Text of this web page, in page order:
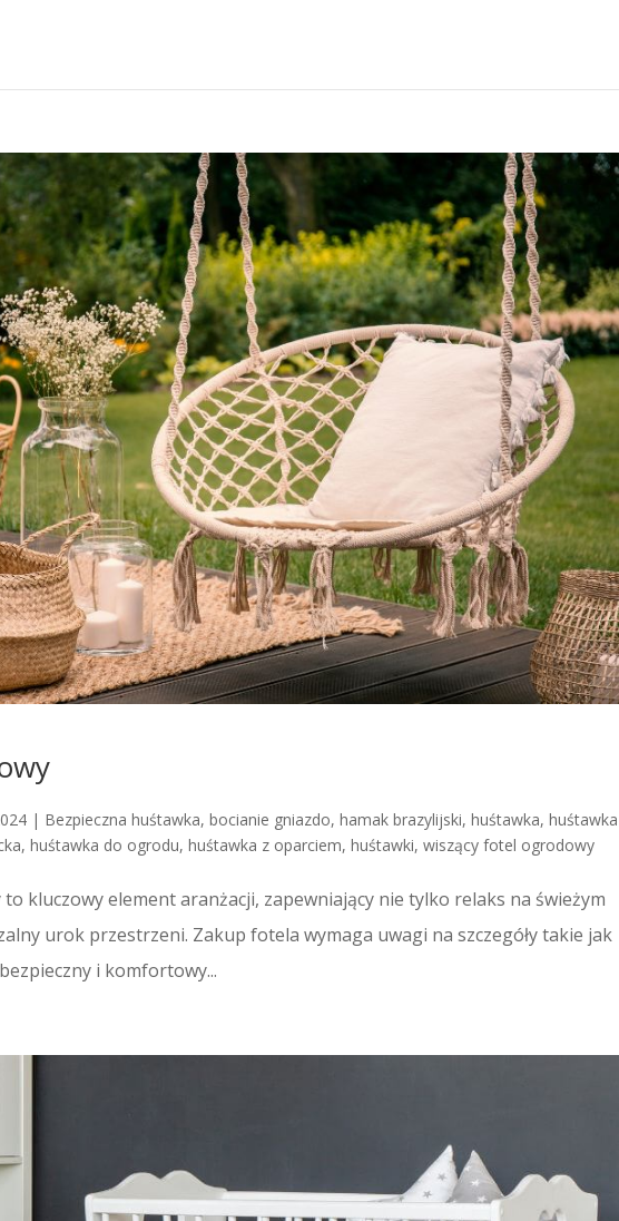
| Bezpieczna huśtawka,bocianie gniazdo,hamak brazylijski,huśtawka,huśtawka
,huśtawka do ogrodu,huśtawka z oparciem,huśtawki,wiszący fotel ogrodowy
kluczowy element aranżacji, zapewniający nie tylko relaks na świeżym
urok przestrzeni. Zakup fotela wymaga uwagi na szczegóły takie jak
i komfortowy...